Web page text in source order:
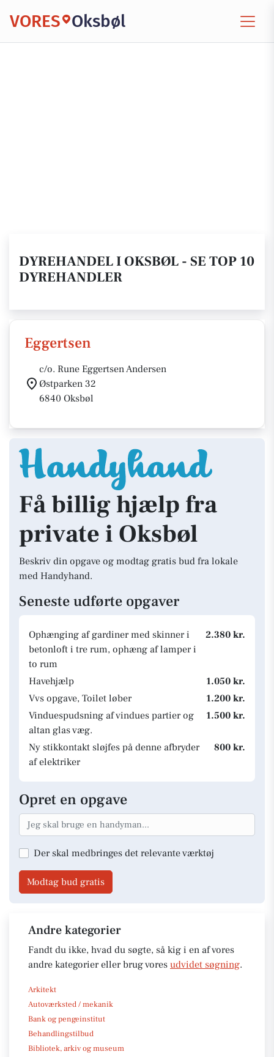
VORES Oksbøl
DYREHANDEL I OKSBØL - SE TOP 10
DYREHANDLER
Eggertsen
c/o. Rune Eggertsen Andersen
Østparken 32
6840 Oksbøl
Få billig hjælp fra
private i Oksbøl
Beskriv din opgave og modtag gratis bud fra lokale
med Handyhand.
Seneste udførte opgaver
Ophænging af gardiner med skinner i
betonloft i tre rum, ophæng af lamper i
to rum
2.380 kr.
Havehjælp
1.050 kr.
Vvs opgave, Toilet løber
1.200 kr.
Vinduespudsning af vindues partier og
altan glas væg.
1.500 kr.
Ny stikkontakt sløjfes på denne afbryder
af elektriker
800 kr.
Opret en opgave
Der skal medbringes det relevante værktøj
Modtag bud gratis
Andre kategorier
Fandt du ikke, hvad du søgte, så kig i en af vores
andre kategorier eller brug vores udvidet søgning.
Arkitekt
Autoværksted / mekanik
Bank og pengeinstitut
Behandlingstilbud
Bibliotek, arkiv og museum